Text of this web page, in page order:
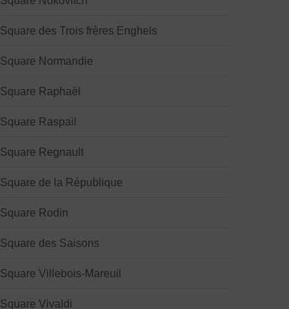
Square des Trois frères Enghels
Square Normandie
Square Raphaël
Square Raspail
Square Regnault
Square de la République
Square Rodin
Square des Saisons
Square Villebois-Mareuil
Square Vivaldi